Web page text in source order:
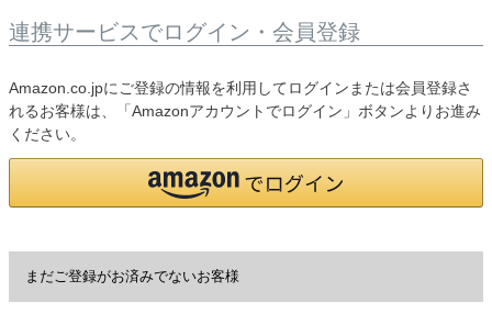
連携サービスでログイン・会員登録
Amazon.co.jpにご登録の情報を利用してログインまたは会員登録さ
れるお客様は、「Amazonアカウントでログイン」ボタンよりお進み
ください。
まだご登録がお済みでないお客様